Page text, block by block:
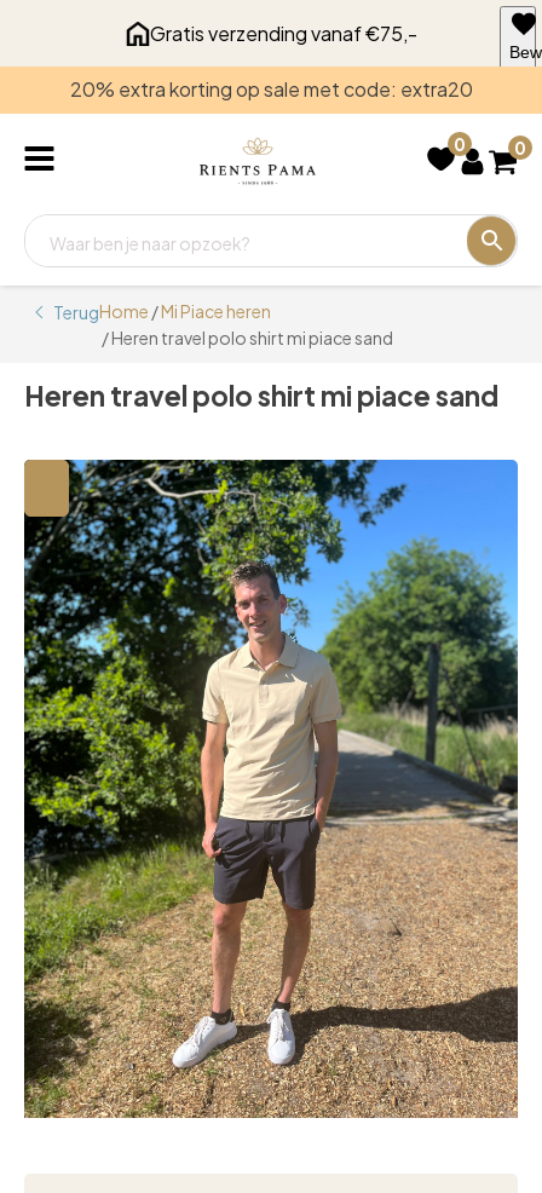
Gratis verzending vanaf €75,-
20% extra korting op sale met code: extra20
0 0
TerugHome /Mi Piace heren
/ Heren travel polo shirt mi piace sand
Heren travel polo shirt mi piace sand
voor